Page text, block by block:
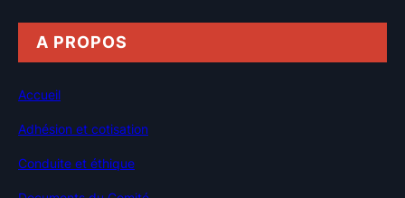
A PROPOS
Accueil
Adhésion et cotisation
Conduite et éthique